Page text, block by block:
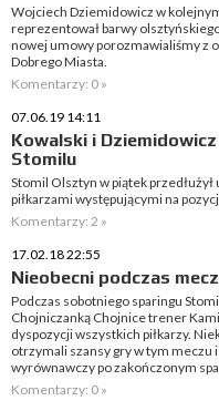
Wojciech Dziemidowicz w
reprezentował barwy
nowej umowy porozmawialiśmy z
Dobrego Miasta.
Komentarzy: 0 »
07.06.19 14:11
Kowalski i Dziemidowicz
Stomilu
Stomil Olsztyn w piątek
piłkarzami występującymi na
Komentarzy: 2 »
17.02.18 22:55
Nieobecni podczas
Podczas sobotniego sparingu
Chojniczanką Chojnice trener
dyspozycji wszystkich piłkarzy.
otrzymali szansy gry w tym meczu
wyrównawczy po zakończonym
Komentarzy: 0 »